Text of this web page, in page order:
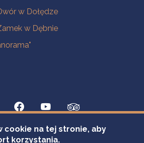
w Dołędze
w Dębnie
cookie na tej stronie, aby
korzystania.